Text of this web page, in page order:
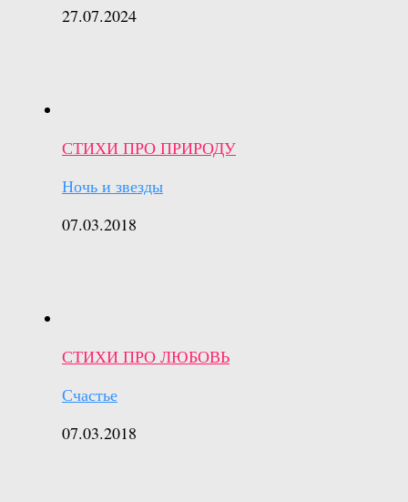
27.07.2024
СТИХИ ПРО ПРИРОДУ
Ночь и звезды
07.03.2018
СТИХИ ПРО ЛЮБОВЬ
Счастье
07.03.2018